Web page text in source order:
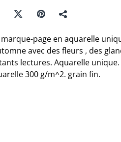
page en aquarelle
avec des fleurs , des
lectures. Aquarelle
300 g/m^2. grain fin.